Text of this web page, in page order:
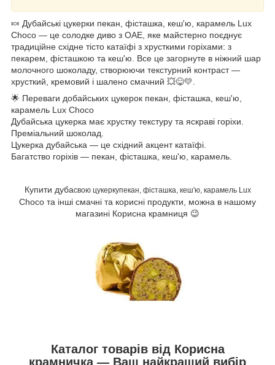
🍬 Дубайські цукерки пекан, фісташка, кеш'ю, карамель Lux
Choco — це солодке диво з ОАЕ, яке майстерно поєднує
традиційне східне тісто катаїфі з хрусткими горіхами: з
пекарем, фісташкою та кеш'ю. Все це загорнуте в ніжний шар
молочного шоколаду, створюючи текстурний контраст —
хрусткий, кремовий і шалено смачний 💥😋💛.
🌟 Переваги добайських цукерок пекан, фісташка, кеш'ю,
карамель Lux Choco
Дубайська цукерка має хрустку текстуру та яскраві горіхи.
Преміальний шоколад.
Цукерка дубайська — це східний акцент катаїфі.
Багатство горіхів — пекан, фісташка, кеш'ю, карамель.
Купити дубасвою цукеркупекан, фісташка, кеш'ю, карамель Lux
Choco та інші смачні та корисні продукти, можна в нашому
магазині Корисна крамниця 😉
Каталог товарів від Корисна
крамничка — Ваш найкращий вибір